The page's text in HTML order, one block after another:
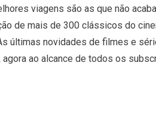
viagens são as que não
de mais de 300 clássicos do
últimas novidades de filmes e
agora ao alcance de todos os